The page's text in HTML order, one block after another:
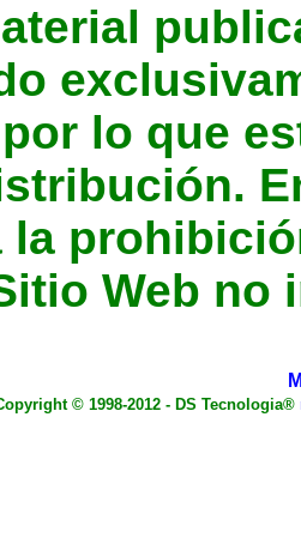
lo que
la
Web no
© 1998-2012 - DS Tecnologia®